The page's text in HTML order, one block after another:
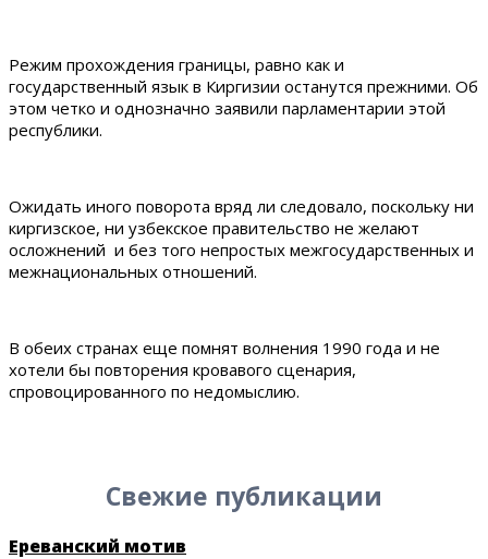
Режим прохождения границы, равно как и
государственный язык в Киргизии останутся прежними. Об
этом четко и однозначно заявили парламентарии этой
республики.
Ожидать иного поворота вряд ли следовало, поскольку ни
киргизское, ни узбекское правительство не желают
осложнений и без того непростых межгосударственных и
межнациональных отношений.
В обеих странах еще помнят волнения 1990 года и не
хотели бы повторения кровавого сценария,
спровоцированного по недомыслию.
Свежие публикации
Ереванский мотив